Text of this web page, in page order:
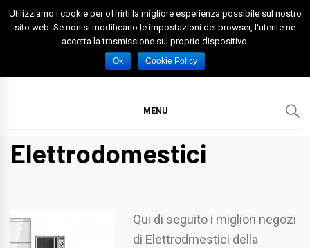
Skip
Spazio Foggia
Foggia News Calcio Eventi e Attività nella Capitanata
MENU
Elettrodomestici
Qui di seguito i migliori negozi
di Elettrodmestici della
Utilizziamo i cookie per offrirti la migliore esperienza possibile sul nostro
sito web. Se non si modificano le impostazioni del browser, l'utente ne
accetta la trasmissione sul proprio dispositivo.
Ok Cookie Policy